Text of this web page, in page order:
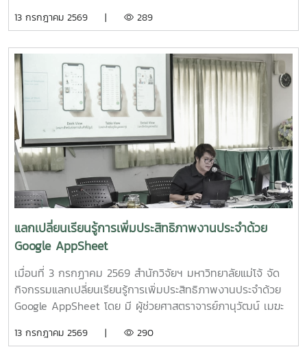
ผู้ช่วยศาสตราจารย์ ดร.สุพัตรา วงศ์แสนใหม่ หัวหน้า
คลินิกของผลิตภัณฑ์มูลค่าเพิ่มจากส่วนเหลือใช้การแปรรูปปลา
ลูกผสมบึกสยามแม่โจ้" โดย รองศาสตราจารย์ ดร.ดวงพร อมร
เลิศพิศาล หัวหน้าโครงการ4.โครงการ "การขยายสเกลการผลิต
สารเสริมโปรตีนปลาไฮโดรไลเสตสำหรับเป็นสารเสริมกระตุ้นการ
กินในสัตว์เลี้ยง ระดับกึ่งอุตสาหกรรม" โดย รองศาสตราจารย์
ดร.ดวงพร อมรเลิศพิศาล หัวหน้าโครงการ5.โครงการ "การ
ทดสอบทางคลินิกของผลิตภัณฑ์โพรไบโอติกต่อภาวะซึมเศร้า
หลังคลอดและสุขภาพลำไส้ในมารดาหลังคลอด" โดย รอง
ศาสตราจารย์ ดร.ดวงพร อมรเลิศพิศาล หัวหน้า
โครงการ6.โครงการ "เทคโนโลยีการอุ่นน้ำในระบบเพาะฟักพันธุ์
ปลาด้วยระบบผลิตน้ำร้อนและไฟฟ้าพลังงานแสงอาทิตย์ร่วมกับ
ปั๊มความร้อนอัจฉริยะเพื่อเพิ่มศักยภาพการผลิตพันธุ์ปลาเชิง
พาณิชย์" โดย ผู้ช่วยศาสตราจารย์ ดร.สราวุธ พลวงษ์ศรี หัวหน้า
โครงการ
รศ.ดร.อภินันท์? สุวรรณรักษ์? และคณาจารย์/?เจ้าหน้าที่จาก
PGS?.... ซึ่งได้ลงมติให้จัดตั้งกลุ่มในนาม? #กลุ่มอินทนินแม่
โจ้PGS? โดยมีศูนย์เกษตรอินทรีย์ฯเป็นพี่เลี้ยงกลุ่ม? และในที่
ประชุมมีมติเป็นเอกฉันท์ให้ผศ.ดร.ทองเลียน? บัวจูม? เป็น
ประธานกลุ่ม?ฯ? และน.ส.สุนันทา? ศรีรัตนา? เป็นผู้ประสานงาน?
กลุ่มฯ
13 กรกฎาคม 2569 | 289
แลกเปลี่ยนเรียนรู้การเพิ่มประสิทธิภาพงานประจำด้วย
Google AppSheet
เมื่อนที่ 3 กรกฏาคม 2569 สำนักวิจัยฯ มหาวิทยาลัยแม่โจ้ จัด
กิจกรรมแลกเปลี่ยนเรียนรู้การเพิ่มประสิทธิภาพงานประจำด้วย
Google AppSheet โดย มี ผู้ช่วยศาสตราจารย์ภานุวัฒน์ เมฆะ
พร้อมทั้งเป็นวิทยากร และแลกเปลี่ยนเรียนรู้การจัดทำหนังสือ
13 กรกฎาคม 2569 | 290